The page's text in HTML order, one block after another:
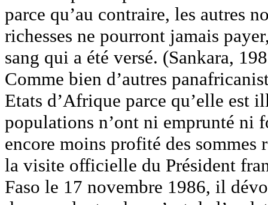
parce qu’au contraire, les autres
richesses ne pourront jamais
sang qui a été versé. (Sankara,
Comme bien d’autres
Etats d’Afrique parce qu’elle est
populations n’ont ni emprunté ni
encore moins profité des sommes
la visite officielle du Président
Faso le 17 novembre 1986, il